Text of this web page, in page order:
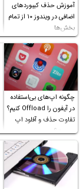
آموزش حذف کیبوردهای
اضافی در ویندوز ۱۰ از تمام
بخش‌ها
چگونه اپ‌های بی‌استفاده
در آیفون را Offload کنیم؟
تفاوت حذف و آفلود اپ
چیست؟